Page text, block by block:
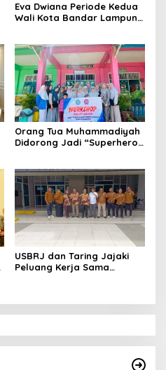
Eva Dwiana Periode Kedua
Wali Kota Bandar Lampung
Orang Tua Muhammadiyah
Didorong Jadi “Superhero”
Teknologi
USBRJ dan Taring Jajaki
Peluang Kerja Sama